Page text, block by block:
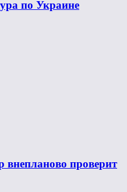
по Украине
проверит